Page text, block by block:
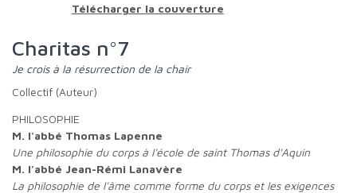
Télécharger la couverture
Charitas n°7
Je crois à la résurrection de la chair
Collectif (Auteur)
PHILOSOPHIE
M. l'abbé Thomas Lapenne
Une philosophie du corps à l'école de saint Thomas d'Aquin
M. l'abbé Jean-Rémi Lanavère
La philosophie de l'âme comme forme du corps et les exigences